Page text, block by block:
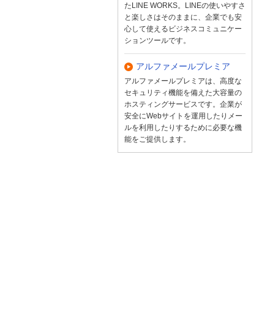
たLINE WORKS。LINEの使いやすさ
と楽しさはそのままに、企業でも安
心して使えるビジネスコミュニケー
ションツールです。
アルファメールプレミア
アルファメールプレミアは、高度な
セキュリティ機能を備えた大容量の
ホスティングサービスです。企業が
安全にWebサイトを運用したりメー
ルを利用したりするために必要な機
能をご提供します。